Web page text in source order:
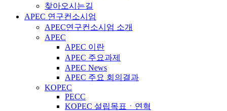
찾아오시는길
APEC 연구컨소시엄
APEC연구컨소시엄 소개
APEC
APEC 이란
APEC 주요과제
APEC News
APEC 주요 회의결과
KOPEC
PECC
KOPEC 설립목표ㆍ연혁